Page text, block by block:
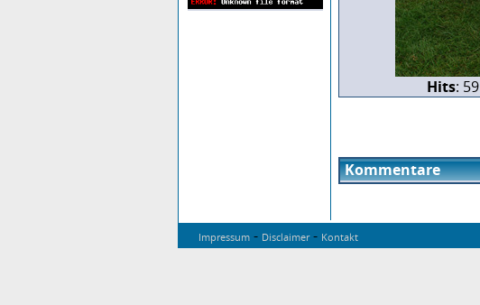
Hits: 59
Kommentare
Impressum - Disclaimer- Kontakt